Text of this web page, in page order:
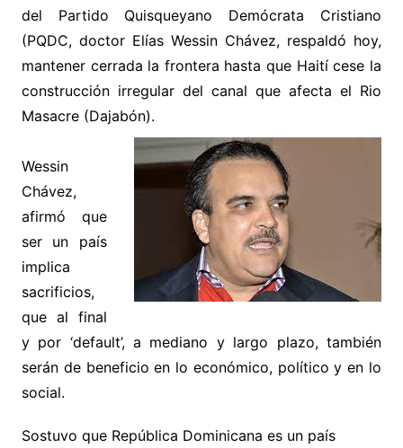
del Partido Quisqueyano Demócrata Cristiano
(PQDC, doctor Elías Wessin Chávez, respaldó hoy,
mantener cerrada la frontera hasta que Haití cese la
construcción irregular del canal que afecta el Rio
Masacre (Dajabón).
Wessin
Chávez,
afirmó que
ser un país
implica
sacrificios,
que al final
y por ‘default’, a mediano y largo plazo, también
serán de beneficio en lo económico, político y en lo
social.
Sostuvo que República Dominicana es un país